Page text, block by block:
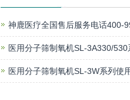
神鹿医疗全国售后服务电话400-
医用分子筛制氧机SL-3A330/
医用分子筛制氧机SL-3W系列使